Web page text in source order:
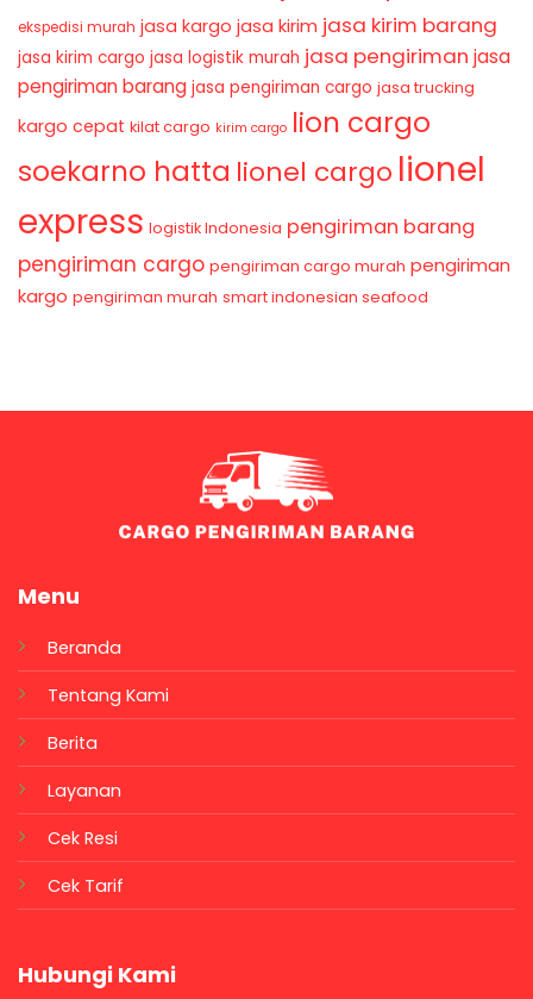
ekspedisi murah jasa kargo jasa kirim jasa kirim barang
jasa kirim cargo jasa logistik murah jasa pengiriman jasa
pengiriman barang jasa pengiriman cargo jasa trucking
kargo cepat kilat cargo kirim cargo lion cargo
soekarno hatta lionel cargo lionel
express logistik Indonesia pengiriman barang
pengiriman cargo pengiriman cargo murah pengiriman
kargo pengiriman murah smart indonesian seafood
Menu
Beranda
Tentang Kami
Berita
Layanan
Cek Resi
Cek Tarif
Hubungi Kami